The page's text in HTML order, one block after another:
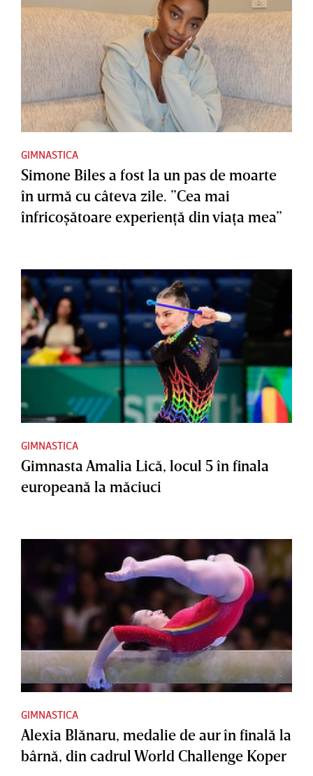
GIMNASTICA
Simone Biles a fost la un pas de moarte
în urmă cu câteva zile. ”Cea mai
înfricoşătoare experienţă din viaţa mea”
GIMNASTICA
Gimnasta Amalia Lică, locul 5 în finala
europeană la măciuci
GIMNASTICA
Alexia Blănaru, medalie de aur în finală la
bârnă, din cadrul World Challenge Koper